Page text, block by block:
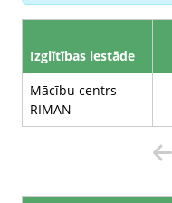
Izglītības iestāde
Mācību centrs
RIMAN